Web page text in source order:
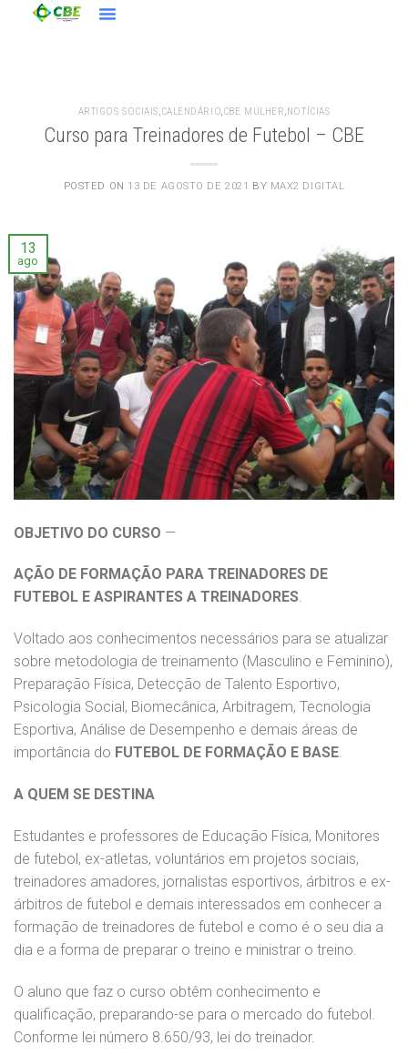
ARTIGOS SOCIAIS,CALENDÁRIO,CBE MULHER, NOTÍCIAS
Curso para Treinadores de Futebol – CBE
POSTED ON 13 DE AGOSTO DE 2021 BY MAX2 DIGITAL
13
ago
OBJETIVO DO CURSO —
AÇÃO DE FORMAÇÃO PARA TREINADORES DE
FUTEBOL E ASPIRANTES A TREINADORES.
Voltado aos conhecimentos necessários para se atualizar
sobre metodologia de treinamento (Masculino e Feminino),
Preparação Física, Detecção de Talento Esportivo,
Psicologia Social, Biomecânica, Arbitragem, Tecnologia
Esportiva, Análise de Desempenho e demais áreas de
importância do FUTEBOL DE FORMAÇÃO E BASE.
A QUEM SE DESTINA
Estudantes e professores de Educação Física, Monitores
de futebol, ex-atletas, voluntários em projetos sociais,
treinadores amadores, jornalistas esportivos, árbitros e ex-
árbitros de futebol e demais interessados em conhecer a
formação de treinadores de futebol e como é o seu dia a
dia e a forma de preparar o treino e ministrar o treino.
O aluno que faz o curso obtêm conhecimento e
qualificação, preparando-se para o mercado do futebol.
Conforme lei número 8.650/93, lei do treinador.